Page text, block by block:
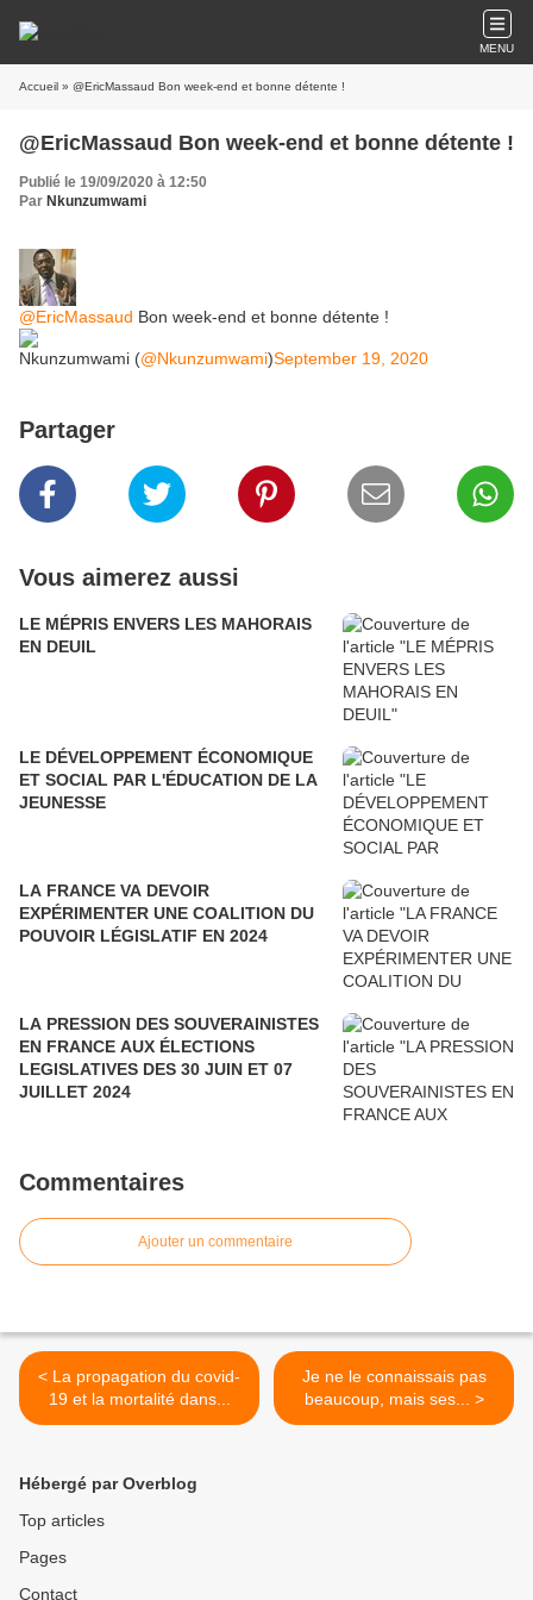
MENU
Accueil » @EricMassaud Bon week-end et bonne détente !
@EricMassaud Bon week-end et bonne détente !
Publié le 19/09/2020 à 12:50
Par Nkunzumwami
@EricMassaud Bon week-end et bonne détente !
Nkunzumwami (@Nkunzumwami)September 19, 2020
Partager
Vous aimerez aussi
LE MÉPRIS ENVERS LES MAHORAIS
EN DEUIL
LE DÉVELOPPEMENT ÉCONOMIQUE
ET SOCIAL PAR L'ÉDUCATION DE LA
JEUNESSE
LA FRANCE VA DEVOIR
EXPÉRIMENTER UNE COALITION DU
POUVOIR LÉGISLATIF EN 2024
LA PRESSION DES SOUVERAINISTES
EN FRANCE AUX ÉLECTIONS
LEGISLATIVES DES 30 JUIN ET 07
JUILLET 2024
Commentaires
Ajouter un commentaire
< La propagation du covid-
19 et la mortalité dans...
Je ne le connaissais pas
beaucoup, mais ses... >
Hébergé par Overblog
Top articles
Pages
Contact